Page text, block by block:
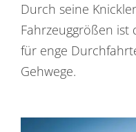
Durch seine
Fahrzeuggrößen ist
für enge
Gehwege.